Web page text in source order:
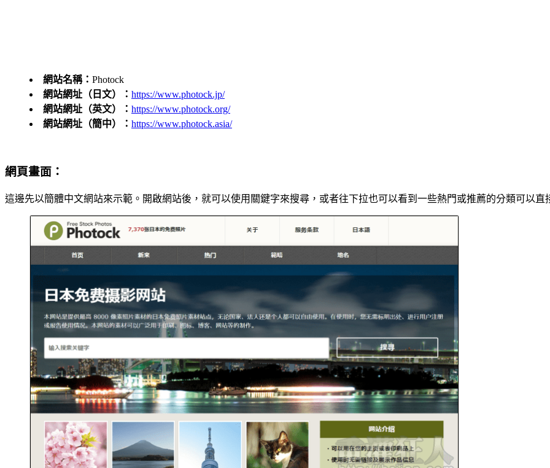
網站名稱： Photock
網站網址（日文）： https://www.photock.jp/
網站網址（英文）： https://www.photock.org/
網站網址（簡中）： https://www.photock.asia/
網頁畫面：
這邊先以簡體中文網站來示範。開啟網站後，就可以使用關鍵字來搜尋，或者往下拉也可以看到一些熱門或推薦的分類可以直